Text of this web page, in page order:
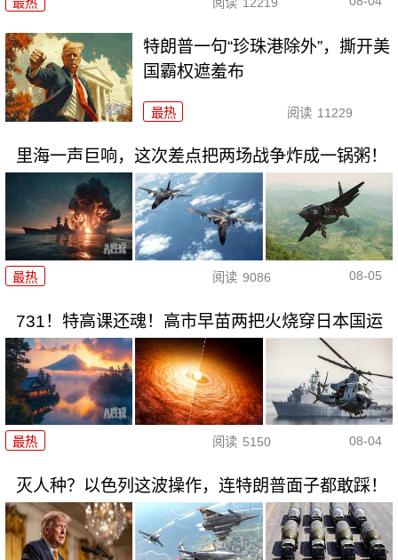
特朗普一句“珍珠港除外”，撕开美
国霸权遮羞布
最热 阅读 11229
里海一声巨响，这次差点把两场战争炸成一锅粥！
最热 阅读 9086 08-05
731！特高课还魂！高市早苗两把火烧穿日本国运
最热 阅读 5150 08-04
灭人种？以色列这波操作，连特朗普面子都敢踩！